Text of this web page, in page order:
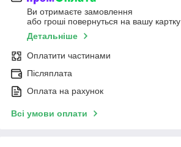
Ви отримаєте замовлення
або гроші повернуться на вашу картку
Детальніше
Оплатити частинами
Післяплата
Оплата на рахунок
Всі умови оплати